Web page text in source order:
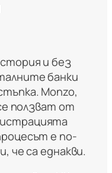
и без
банки
Monzo,
ползват от
е по-
че са еднакви.